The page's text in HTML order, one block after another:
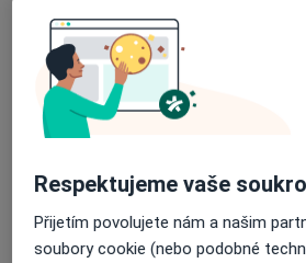
Dostupnost
Na této adrese online kalendář
Co mám v takové situaci udělat?
Způsoby platby (soukromé
Na teto adrese lékař přijímá
Detaily
Respektujeme vaše
Přijetím povolujete nám a našim
soubory cookie (nebo podobné